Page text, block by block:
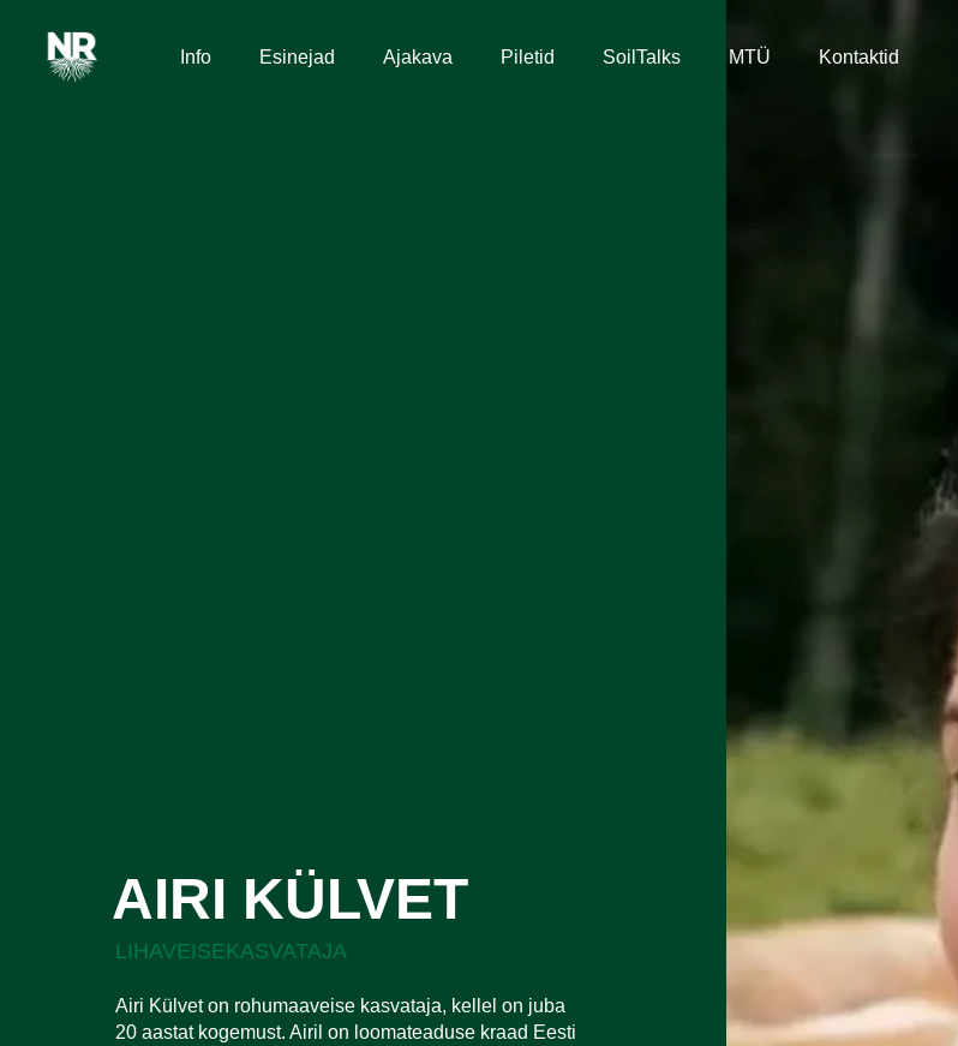
Info Esinejad Ajakava Piletid SoilTalks MTÜ Kontaktid
AIRI KÜLVET
LIHAVEISEKASVATAJA
Airi Külvet on rohumaaveise kasvataja, kellel on juba
20 aastat kogemust. Airil on loomateaduse kraad Eesti